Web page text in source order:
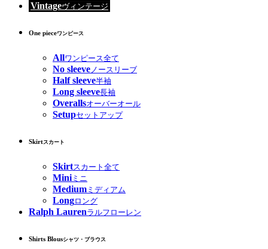
Vintageヴィンテージ
One pieceワンピース
Allワンピース全て
No sleeveノースリーブ
Half sleeve半袖
Long sleeve長袖
Overallsオーバーオール
Setupセットアップ
Skirtスカート
Skirtスカート全て
Miniミニ
Medium ミディアム
Longロング
Ralph Laurenラルフローレン
Shirts Blousシャツ・ブラウス